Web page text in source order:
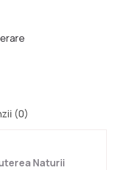
(0)
Naturii